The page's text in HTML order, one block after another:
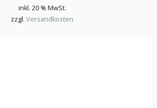
inkl. 20 % MwSt.
zzgl. Versandkosten